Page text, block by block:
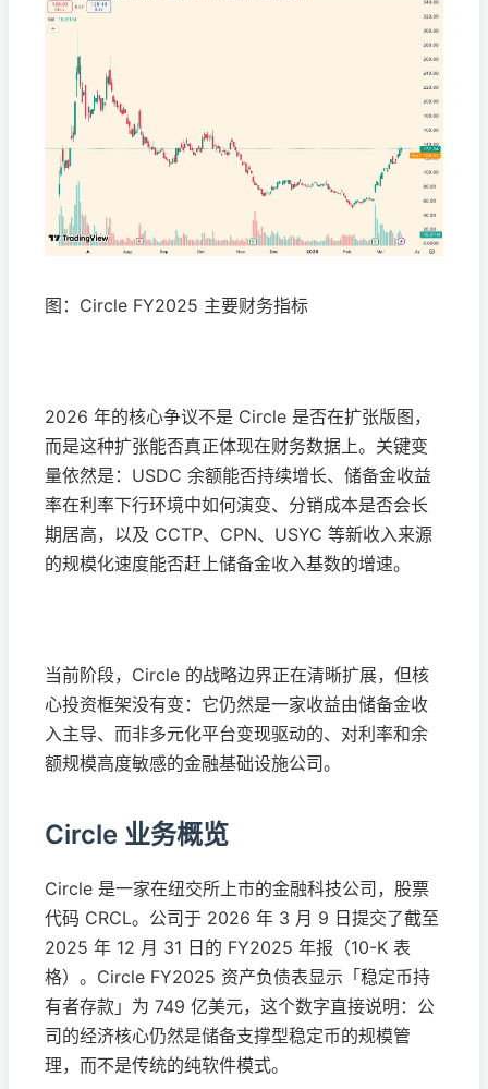
图：Circle FY2025 主要财务指标
2026 年的核心争议不是 Circle 是否在扩张版图，
而是这种扩张能否真正体现在财务数据上。关键变
量依然是：USDC 余额能否持续增长、储备金收益
率在利率下行环境中如何演变、分销成本是否会长
期居高，以及 CCTP、CPN、USYC 等新收入来源
的规模化速度能否赶上储备金收入基数的增速。
当前阶段，Circle 的战略边界正在清晰扩展，但核
心投资框架没有变：它仍然是一家收益由储备金收
入主导、而非多元化平台变现驱动的、对利率和余
额规模高度敏感的金融基础设施公司。
Circle 业务概览
Circle 是一家在纽交所上市的金融科技公司，股票
代码 CRCL。公司于 2026 年 3 月 9 日提交了截至
2025 年 12 月 31 日的 FY2025 年报（10-K 表
格）。Circle FY2025 资产负债表显示「稳定币持
有者存款」为 749 亿美元，这个数字直接说明：公
司的经济核心仍然是储备支撑型稳定币的规模管
理，而不是传统的纯软件模式。